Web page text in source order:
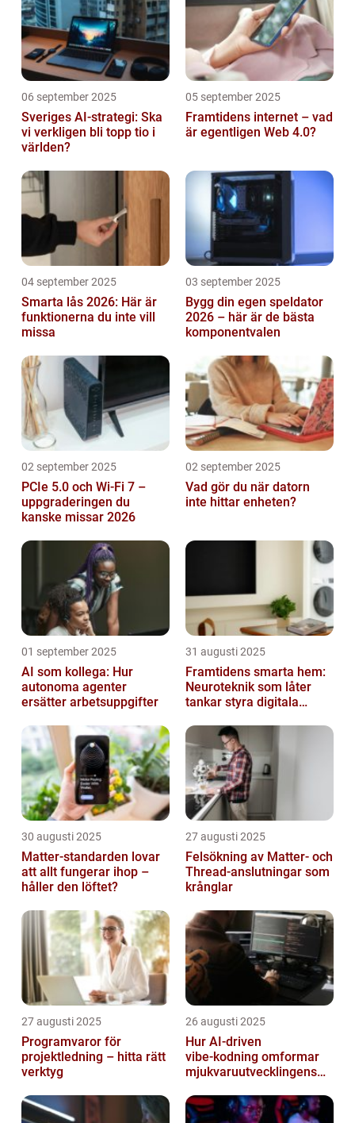
06 september 2025
Sveriges AI-strategi: Ska
vi verkligen bli topp tio i
världen?
05 september 2025
Framtidens internet – vad
är egentligen Web 4.0?
04 september 2025
Smarta lås 2026: Här är
funktionerna du inte vill
missa
03 september 2025
Bygg din egen speldator
2026 – här är de bästa
komponentvalen
02 september 2025
PCIe 5.0 och Wi-Fi 7 –
uppgraderingen du
kanske missar 2026
02 september 2025
Vad gör du när datorn
inte hittar enheten?
01 september 2025
AI som kollega: Hur
autonoma agenter
ersätter arbetsuppgifter
31 augusti 2025
Framtidens smarta hem:
Neuroteknik som låter
tankar styra digitala
30 augusti 2025
Matter-standarden lovar
att allt fungerar ihop –
håller den löftet?
27 augusti 2025
Felsökning av Matter‑ och
Thread‑anslutningar som
krånglar
27 augusti 2025
Programvaror för
projektledning – hitta rätt
verktyg
26 augusti 2025
Hur AI‑driven
vibe‑kodning omformar
mjukvaruutvecklingens